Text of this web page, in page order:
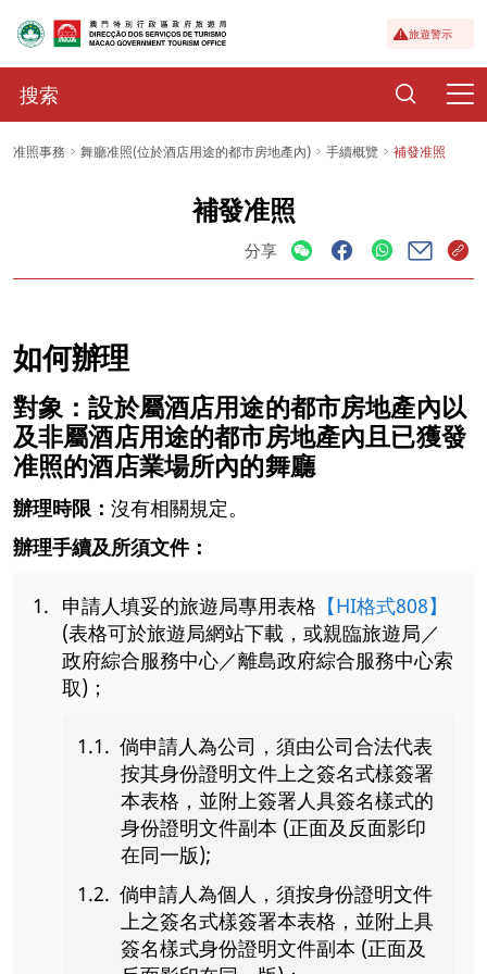
旅遊警示
准照事務 舞廳准照(位於酒店用途的都市房地產內) 手續概覽 補發准照
補發准照
分享
如何辦理
對象：設於屬酒店用途的都市房地產內以
及非屬酒店用途的都市房地產內且已獲發
准照的酒店業場所內的舞廳
辦理時限： 沒有相關規定。
辦理手續及所須文件：
申請人填妥的旅遊局專用表格 【HI格式808】
(表格可於旅遊局網站下載，或親臨旅遊局／
政府綜合服務中心／離島政府綜合服務中心索
取)；
倘申請人為公司，須由公司合法代表
按其身份證明文件上之簽名式樣簽署
本表格，並附上簽署人具簽名樣式的
身份證明文件副本 (正面及反面影印
在同一版);
倘申請人為個人，須按身份證明文件
上之簽名式樣簽署本表格，並附上具
簽名樣式身份證明文件副本 (正面及